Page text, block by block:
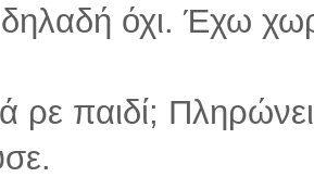
όχι. Έχω
ρε παιδί;